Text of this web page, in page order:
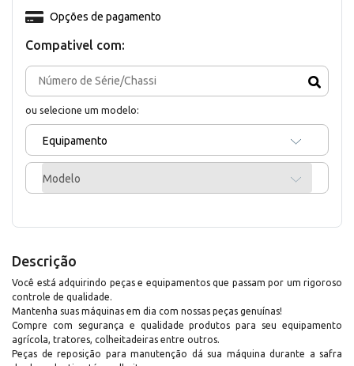
Compativel com:
ou selecione um modelo:
Equipamento
Modelo
Opções de pagamento
Descrição
Você está adquirindo peças e equipamentos que passam por um rigoroso
controle de qualidade.
Mantenha suas máquinas em dia com nossas peças genuínas!
Compre com segurança e qualidade produtos para seu equipamento
agrícola, tratores, colheitadeiras entre outros.
Peças de reposição para manutenção dá sua máquina durante a safra